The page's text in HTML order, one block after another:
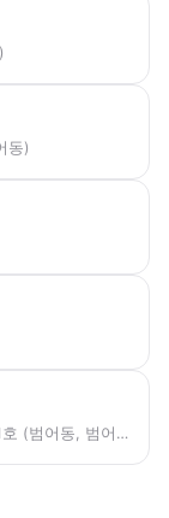
동)
대구광역시 수성구 동대구로 346, 상가동 4-1호 (범어동, 범어서한포레스트)